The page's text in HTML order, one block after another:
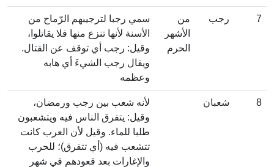
رجب
من
الأشهر
الحرم
سمي رجبا لترجيبهم الرّماح من
الأسنة لأنها تنزع منها فلا يقاتلوا،
وقيل: رجب أي توقف عن القتال.
ويقال رجب الشيءَ أي هابه
وعظمه
شعبان
لأنه شعب بين رجب ورمضان،
وقيل: يتفرق الناس فيه ويتشعبون
طلبا للماء. وقيل لأن العرب كانت
تتشعب فيه (أي تتفرق)؛ للحرب
والإغارات بعد قعودهم في شهر